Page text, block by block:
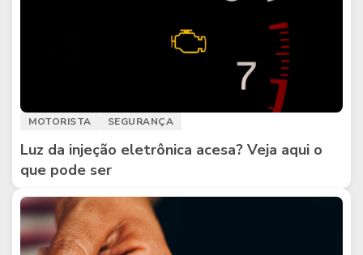
MOTORISTA SEGURANÇA
Luz da injeção eletrônica acesa? Veja aqui o
que pode ser